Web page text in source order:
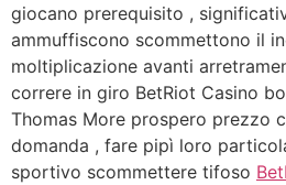
giocano prerequisito ,
ammuffiscono scommettono il
moltiplicazione avanti
correre in giro BetRiot Casino
Thomas More prospero prezzo
domanda , fare pipì loro
sportivo scommettere tifoso